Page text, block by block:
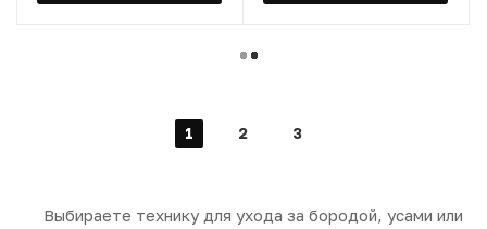
1 2 3
Выбираете технику для ухода за бородой, усами или